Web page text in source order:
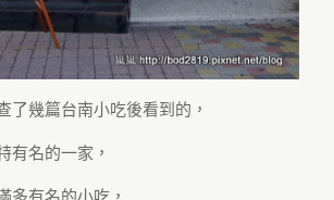
了幾篇台南小吃後看到的，
有名的一家，